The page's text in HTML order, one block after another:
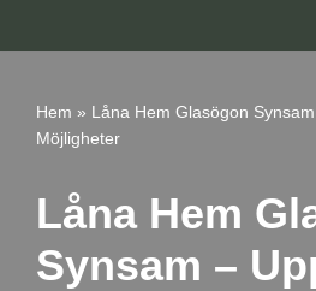
innehåll
Hem » Låna Hem Glasögon
Möjligheter
Låna Hem
Synsam –